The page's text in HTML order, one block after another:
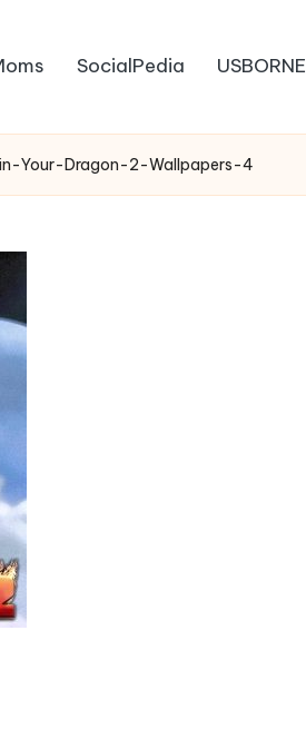
SocialPedia USBORNE
Your-Dragon-2-Wallpapers-4